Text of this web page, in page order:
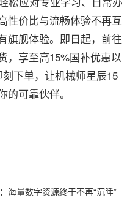
性价比与流畅体验不再互
旗舰体验。即日起，前往
，享至高15%国补优惠以
下单，让机械师星辰15
可靠伙伴。
海量数字资源终于不再“沉睡”